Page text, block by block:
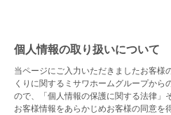
個人情報の取り扱いについて
当ページにご入力いただきましたお客様
くりに関するミサワホームグループから
ので、「個人情報の保護に関する法律」
お客様情報をあらかじめお客様の同意を